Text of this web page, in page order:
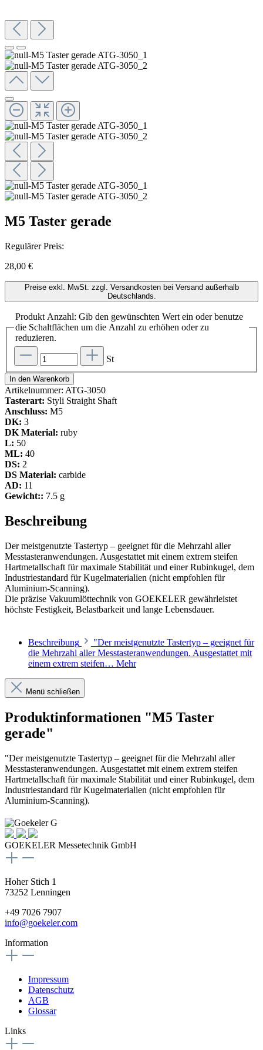
M5 Taster gerade
Regulärer Preis:
28,00 €
Preise exkl. MwSt. zzgl. Versandkosten bei Versand außerhalb
Deutschlands.
Produkt Anzahl: Gib den gewünschten Wert ein oder benutze
die Schaltflächen um die Anzahl zu erhöhen oder zu
reduzieren.
St
In den Warenkorb
Artikelnummer: ATG-3050
Tasterart: Styli Straight Shaft
Anschluss: M5
DK: 3
DK Material: ruby
L: 50
ML: 40
DS: 2
DS Material: carbide
AD: 11
Gewicht:: 7.5 g
Beschreibung
Der meistgenutzte Tastertyp – geeignet für die Mehrzahl aller
Messtasteranwendungen. Ausgestattet mit einem extrem steifen
Hartmetallschaft für maximale Stabilität und einer Rubinkugel, dem
Industriestandard für Kugelmaterialien (nicht empfohlen für
Aluminium-Scanning).
Die präzise Vakuumlöttechnik von GOEKELER gewährleistet
höchste Festigkeit, Belastbarkeit und lange Lebensdauer.
Beschreibung
"Der meistgenutzte Tastertyp – geeignet für
die Mehrzahl aller Messtasteranwendungen. Ausgestattet mit
einem extrem steifen… Mehr
Menü schließen
Produktinformationen "M5 Taster
gerade"
"Der meistgenutzte Tastertyp – geeignet für die Mehrzahl aller
Messtasteranwendungen. Ausgestattet mit einem extrem steifen
Hartmetallschaft für maximale Stabilität und einer Rubinkugel, dem
Industriestandard für Kugelmaterialien (nicht empfohlen für
Aluminium-Scanning).
GOEKELER Messetechnik GmbH
Hoher Stich 1
73252 Lenningen
+49 7026 7907
info@goekeler.com
Information
Impressum
Datenschutz
AGB
Glossar
Links